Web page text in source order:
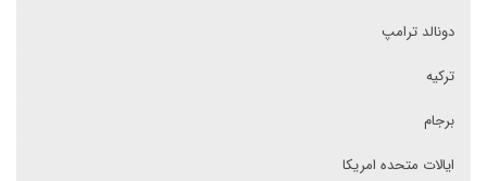
دونالد ترامپ
ترکیه
برجام
ایالات متحده امریکا